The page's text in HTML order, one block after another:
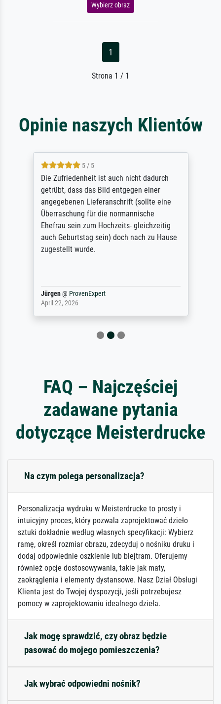
Wybierz obraz
1
Strona 1 / 1
Opinie naszych Klientów
5 / 5
Die Zufriedenheit ist auch nicht dadurch
getrübt, dass das Bild entgegen einer
angegebenen Lieferanschrift (sollte eine
Überraschung für die normannische
Ehefrau sein zum Hochzeits- gleichzeitig
auch Geburtstag sein) doch nach zu Hause
zugestellt wurde.
Jürgen@ ProvenExpert
April 22, 2026
FAQ – Najczęściej
zadawane pytania
dotyczące Meisterdrucke
Na czym polega personalizacja?
Personalizacja wydruku w Meisterdrucke to prosty i
intuicyjny proces, który pozwala zaprojektować dzieło
sztuki dokładnie według własnych specyfikacji: Wybierz
ramę, określ rozmiar obrazu, zdecyduj o nośniku druku i
dodaj odpowiednie oszklenie lub blejtram. Oferujemy
również opcje dostosowywania, takie jak maty,
zaokrąglenia i elementy dystansowe. Nasz Dział Obsługi
Klienta jest do Twojej dyspozycji, jeśli potrzebujesz
pomocy w zaprojektowaniu idealnego dzieła.
Jak mogę sprawdzić, czy obraz będzie
pasować do mojego pomieszczenia?
Jak wybrać odpowiedni nośnik?